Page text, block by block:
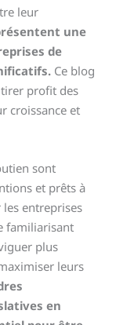
leur
une
de
Ce blog
profit des
croissance et
sont
et prêts à
entreprises
familiarisant
plus
leurs
en